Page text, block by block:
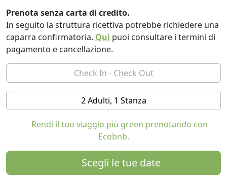
letto. Un divano letto a due piazze nel soggiorno con
TV, e letto matrimoniale nella camera separata.
L'ampio soggiorno è una zona living luminosa e
induzione, microonde, forno elettrico, frigorifero,
lavastoviglie e bollitore.
L'appartamento dispone anche di un locale lavanderia
Il bagno è moderno e funzionale, dotato di una comoda
doccia.
A completare l'appartamento, una cabina armadio in un
Prenota senza carta di credito.
In seguito la struttura ricettiva potrebbe richiedere una
caparra confirmatoria. Qui puoi consultare i termini di
pagamento e cancellazione.
2 Adulti, 1 Stanza
Rendi il tuo viaggio più green prenotando con
Ecobnb.
Scegli le tue date